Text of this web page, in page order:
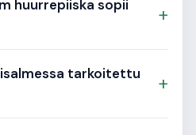
huurrepiiska sopii
+
tarkoitettu
+